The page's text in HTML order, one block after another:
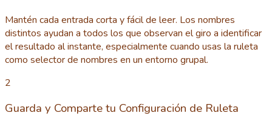
Mantén cada entrada corta y fácil de leer. Los nombres
distintos ayudan a todos los que observan el giro a identificar
el resultado al instante, especialmente cuando usas la ruleta
como selector de nombres en un entorno grupal.
2
Guarda y Comparte tu Configuración de Ruleta